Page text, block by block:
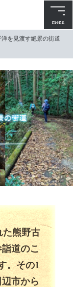
menu
を見渡す絶景の街道
た熊野古
道のこ
。その1
市から